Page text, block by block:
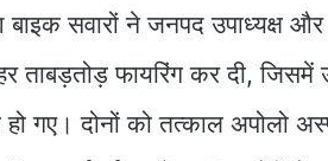
सवारों ने जनपद उपाध्यक्ष
ताबड़तोड़ फायरिंग कर दी, जिसमें
गए। दोनों को तत्काल अपोलो